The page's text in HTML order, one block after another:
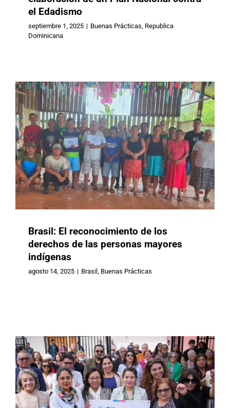
el Edadismo
septiembre 1, 2025 | Buenas Prácticas Republica
Dominicana
Brasil: El reconocimiento de los
derechos de las personas mayores
Brasil: El reconocimiento de los
derechos de las personas mayores
indígenas
agosto 14, 2025 | Brasil , Buenas Prácticas
Chile: Inauguran primer Condominio
de Viviendas Tuteladas para